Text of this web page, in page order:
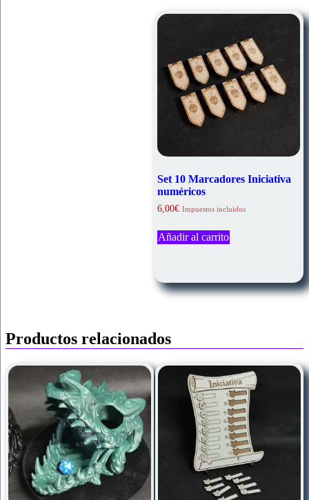
Set 10 Marcadores Iniciativa
numéricos
6,00€ Impuestos incluidos
Añadir al carrito
Productos relacionados